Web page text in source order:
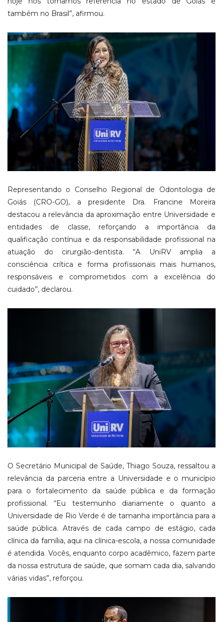
também no Brasil”, afirmou.
Representando o Conselho Regional de Odontologia de
Goiás (CRO-GO), a presidente Dra. Francine Moreira
destacou a relevância da aproximação entre Universidade e
entidades de classe, reforçando a importância da
qualificação contínua e da responsabilidade profissional na
atuação do cirurgião-dentista. “A UniRV amplia a
consciência crítica e forma profissionais mais humanos,
responsáveis e comprometidos com a excelência do
cuidado”, declarou.
O Secretário Municipal de Saúde, Thiago Souza, ressaltou a
relevância da parceria entre a Universidade e o município
para o fortalecimento da saúde pública e da formação
profissional. “Eu testemunho diariamente o quanto a
Universidade de Rio Verde é de tamanha importância para a
saúde pública. Através de cada campo de estágio, cada
clínica da família, aqui na clínica-escola, a nossa comunidade
é atendida. Vocês, enquanto corpo acadêmico, fazem parte
da nossa estrutura de saúde, que somam cada dia, salvando
várias vidas”, reforçou.